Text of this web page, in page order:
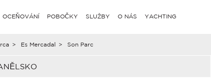
OCEŇOVÁNÍ POBOČKY SLUŽBY O NÁS YACHTING
> Es Mercadal > Son Parc